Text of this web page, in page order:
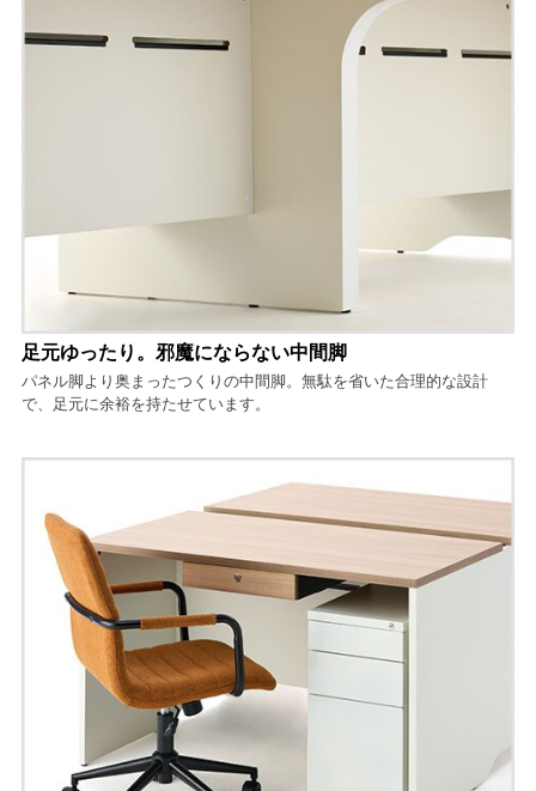
足元ゆったり。邪魔にならない中間脚
パネル脚より奥まったつくりの中間脚。無駄を省いた合理的な設計
で、足元に余裕を持たせています。